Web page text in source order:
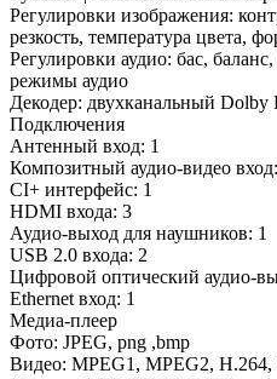
Регулировки изображения:
резкость, температура цвета,
Регулировки аудио: бас,
режимы аудио
Декодер: двухканальный Dolby
Подключения
Антенный вход: 1
Композитный аудио-видео
CI+ интерфейс: 1
HDMI входа: 3
Аудио-выход для наушников: 1
USB 2.0 входа: 2
Цифровой оптический аудио-
Ethernet вход: 1
Медиа-плеер
Фото: JPEG, png ,bmp
Видео: MPEG1, MPEG2,